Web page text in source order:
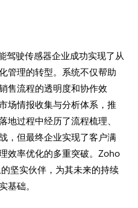
驾驶传感器企业成功实现了从
管理的转型。系统不仅帮助
售流程的透明度和协作效
场情报收集与分析体系，推
地过程中经历了流程梳理、
，但最终企业实现了客户满
效率优化的多重突破。Zoho
坚实伙伴，为其未来的持续
基础。